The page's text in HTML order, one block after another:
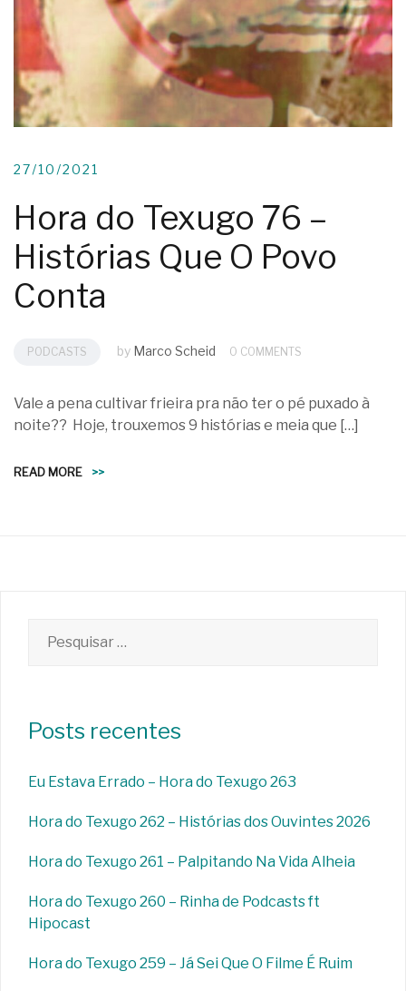
27/10/2021
Hora do Texugo 76 –
Histórias Que O Povo
Conta
PODCASTS by Marco Scheid 0 COMMENTS
Vale a pena cultivar frieira pra não ter o pé puxado à
noite?? Hoje, trouxemos 9 histórias e meia que […]
READ MORE >>
por:
Posts recentes
Eu Estava Errado – Hora do Texugo 263
Hora do Texugo 262 – Histórias dos Ouvintes 2026
Hora do Texugo 261 – Palpitando Na Vida Alheia
Hora do Texugo 260 – Rinha de Podcasts ft
Hipocast
Hora do Texugo 259 – Já Sei Que O Filme É Ruim